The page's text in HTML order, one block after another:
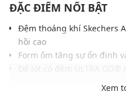
ĐẶC ĐIỂM NỔI BẬT
Đệm thoáng khí Skechers
hồi cao
Form ôm tăng sự ổn định
Đệm mút Skechers® Soft
Gam màu hiện đại, dễ
Xem